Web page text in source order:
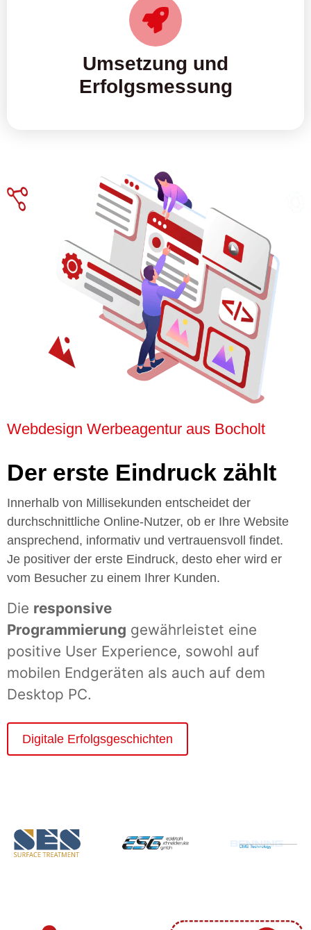
Umsetzung und
Erfolgsmessung
Webdesign Werbeagentur aus Bocholt
Der erste Eindruck zählt
Innerhalb von Millisekunden entscheidet der
durchschnittliche Online-Nutzer, ob er Ihre Website
ansprechend, informativ und vertrauensvoll findet.
Je positiver der erste Eindruck, desto eher wird er
vom Besucher zu einem Ihrer Kunden.
Die responsive
Programmierung gewährleistet eine
positive User Experience, sowohl auf
mobilen Endgeräten als auch auf dem
Desktop PC.
Digitale Erfolgsgeschichten